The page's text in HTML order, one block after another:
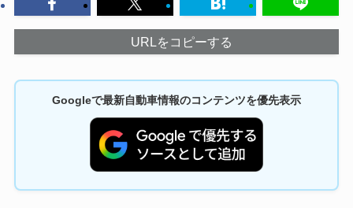
URLをコピーする
Googleで最新自動車情報のコンテンツを優先表示